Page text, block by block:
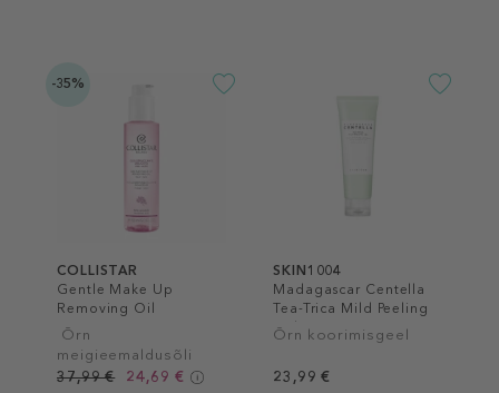
-35%
COLLISTAR
Gentle Make Up
Removing Oil
Õrn
meigieemaldusõli
37,99 €
24,69 €
SKIN1004
Madagascar Centella
Tea-Trica Mild Peeling
Gel
Õrn koorimisgeel
23,99 €